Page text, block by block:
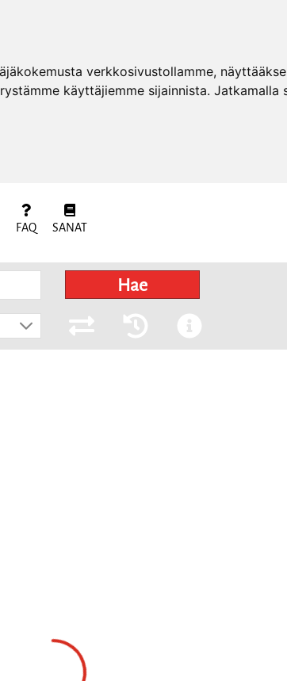
verkkosivustollamme,
käyttäjiemme sijainnista.
FAQ SANAT
Hae